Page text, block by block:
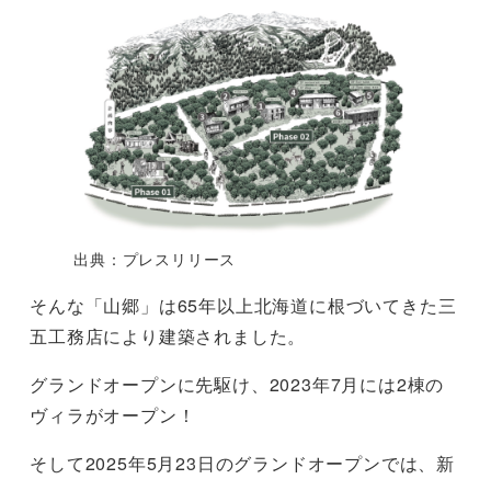
出典：プレスリリース
そんな「山郷」は65年以上北海道に根づいてきた三
五工務店により建築されました。
グランドオープンに先駆け、2023年7月には2棟の
ヴィラがオープン！
そして2025年5月23日のグランドオープンでは、新